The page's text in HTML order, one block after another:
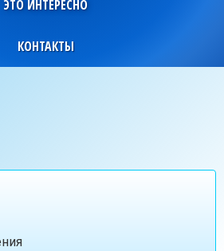
ЭТО ИНТЕРЕСНО
КОНТАКТЫ